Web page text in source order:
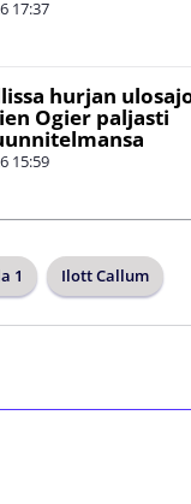
17:37
hurjan
Ogier paljasti
15:59
1 Ilott Callum